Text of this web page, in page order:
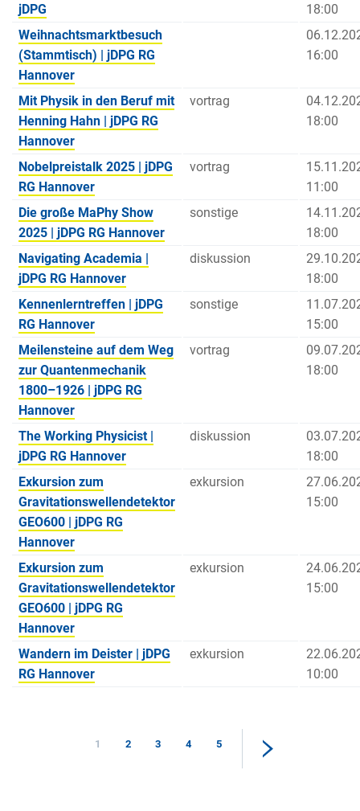
jDPG
18:00
Weihnachtsmarktbesuch
(Stammtisch) | jDPG RG
Hannover
16:00
Mit Physik in den Beruf mit
Henning Hahn | jDPG RG
Hannover
vortrag
18:00
Nobelpreistalk 2025 | jDPG
RG Hannover
vortrag
11:00
Die große MaPhy Show
2025 | jDPG RG Hannover
sonstige
18:00
Navigating Academia |
jDPG RG Hannover
diskussion
18:00
Kennenlerntreffen | jDPG
RG Hannover
sonstige
15:00
Meilensteine auf dem Weg
zur Quantenmechanik
1800–1926 | jDPG RG
Hannover
vortrag
18:00
The Working Physicist |
jDPG RG Hannover
diskussion
18:00
Exkursion zum
Gravitationswellendetektor
GEO600 | jDPG RG
Hannover
exkursion
15:00
Exkursion zum
Gravitationswellendetektor
GEO600 | jDPG RG
Hannover
exkursion
15:00
Wandern im Deister | jDPG
RG Hannover
exkursion
10:00
1 2 3 4 5